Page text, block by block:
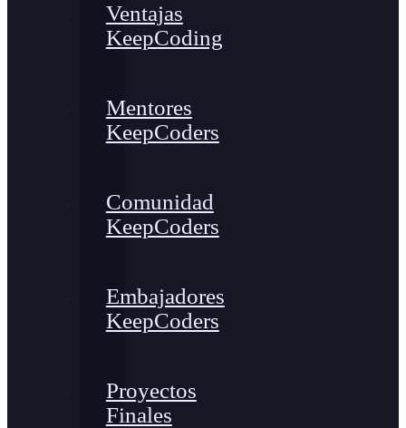
Ventajas
KeepCoding
Mentores
KeepCoders
Comunidad
KeepCoders
Embajadores
KeepCoders
Proyectos
Finales